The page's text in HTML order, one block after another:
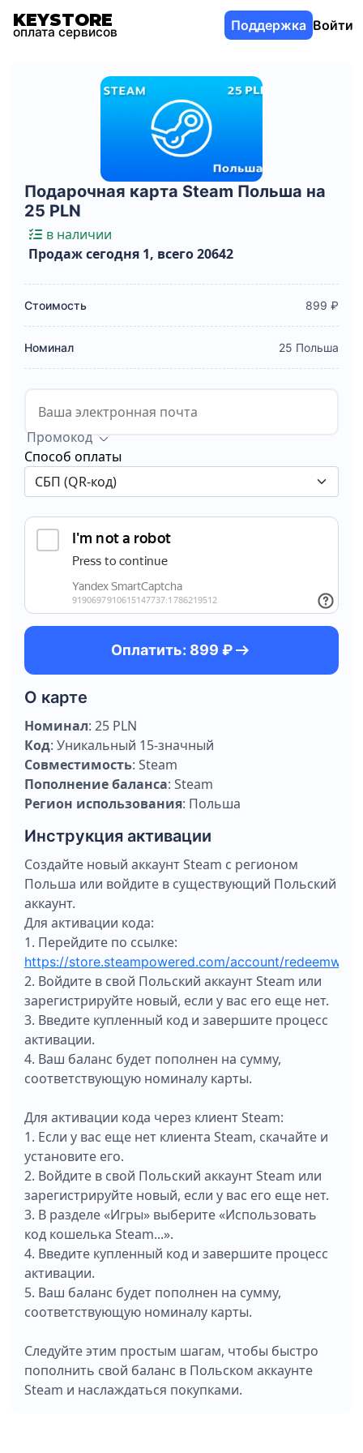
KEYSTORE
оплата сервисов Поддержка Войти
Подарочная карта Steam Польша на
25 PLN
в наличии
Продаж сегодня 1, всего 20642
Стоимость 899 ₽
Номинал 25 Польша
Промокод
Способ оплаты
Оплатить: 899 ₽arrow_right_alt
О карте
Номинал: 25 PLN
Код: Уникальный 15-значный
Совместимость: Steam
Пополнение баланса: Steam
Регион использования: Польша
Инструкция активации
Создайте новый аккаунт Steam с регионом
Польша или войдите в существующий Польский
аккаунт.
Для активации кода:
1. Перейдите по ссылке:
https://store.steampowered.com/account/
2. Войдите в свой Польский аккаунт Steam или
зарегистрируйте новый, если у вас его еще нет.
3. Введите купленный код и завершите процесс
активации.
4. Ваш баланс будет пополнен на сумму,
соответствующую номиналу карты.
Для активации кода через клиент Steam:
1. Если у вас еще нет клиента Steam, скачайте и
установите его.
2. Войдите в свой Польский аккаунт Steam или
зарегистрируйте новый, если у вас его еще нет.
3. В разделе «Игры» выберите «Использовать
код кошелька Steam...».
4. Введите купленный код и завершите процесс
активации.
5. Ваш баланс будет пополнен на сумму,
соответствующую номиналу карты.
Следуйте этим простым шагам, чтобы быстро
пополнить свой баланс в Польском аккаунте
Steam и наслаждаться покупками.